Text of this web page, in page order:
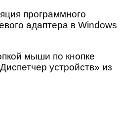
программного
адаптера в Windows
мыши по кнопке
устройств» из